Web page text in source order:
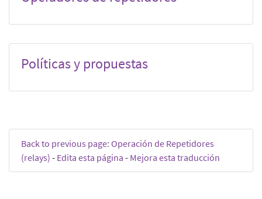
Políticas y propuestas
Back to previous page: Operación de Repetidores
(relays) - Edita esta página - Mejora esta traducción